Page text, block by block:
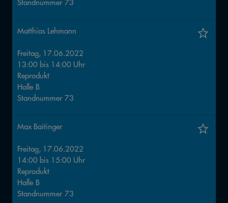
Standnummer 73
Matthias Lehmann
Freitag, 17.06.2022
13:00 bis 14:00 Uhr
Reprodukt
Halle B
Standnummer 73
Max Baitinger
Freitag, 17.06.2022
14:00 bis 15:00 Uhr
Reprodukt
Halle B
Standnummer 73